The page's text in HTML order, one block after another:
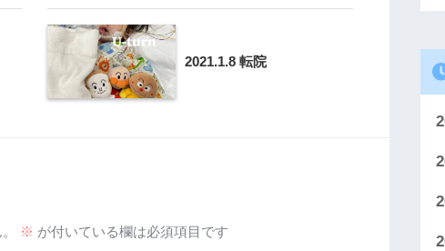
2021.1.8 転院
※ が付いている欄は必須項目です